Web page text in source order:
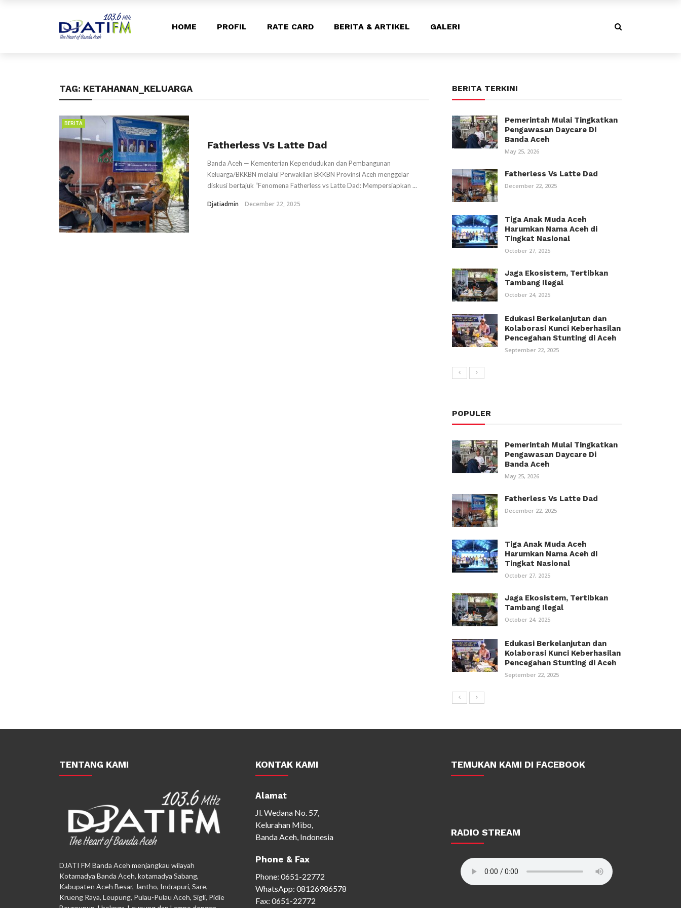
HOME PROFIL RATE CARD BERITA & ARTIKEL GALERI
TAG: KETAHANAN_KELUARGA
BERITA
Fatherless Vs Latte Dad
Banda Aceh — Kementerian Kependudukan dan Pembangunan
Keluarga/BKKBN melalui Perwakilan BKKBN Provinsi Aceh menggelar
diskusi bertajuk “Fenomena Fatherless vs Latte Dad: Mempersiapkan ...
Djatiadmin December 22, 2025
BERITA TERKINI
Pemerintah Mulai Tingkatkan
Pengawasan Daycare Di
Banda Aceh
May 25, 2026
Fatherless Vs Latte Dad
December 22, 2025
Tiga Anak Muda Aceh
Harumkan Nama Aceh di
Tingkat Nasional
October 27, 2025
Jaga Ekosistem, Tertibkan
Tambang Ilegal
October 24, 2025
Edukasi Berkelanjutan dan
Kolaborasi Kunci Keberhasilan
Pencegahan Stunting di Aceh
September 22, 2025
POPULER
Pemerintah Mulai Tingkatkan
Pengawasan Daycare Di
Banda Aceh
May 25, 2026
Fatherless Vs Latte Dad
December 22, 2025
Tiga Anak Muda Aceh
Harumkan Nama Aceh di
Tingkat Nasional
October 27, 2025
Jaga Ekosistem, Tertibkan
Tambang Ilegal
October 24, 2025
Edukasi Berkelanjutan dan
Kolaborasi Kunci Keberhasilan
Pencegahan Stunting di Aceh
September 22, 2025
TENTANG KAMI
DJATI FM Banda Aceh menjangkau wilayah
Kotamadya Banda Aceh, kotamadya Sabang,
Kabupaten Aceh Besar, Jantho, Indrapuri, Sare,
Krueng Raya, Leupung, Pulau-Pulau Aceh, Sigli, Pidie
KONTAK KAMI
Alamat
Jl. Wedana No. 57,
Kelurahan Mibo,
Banda Aceh, Indonesia
Phone & Fax
Phone: 0651-22772
WhatsApp: 08126986578
Fax: 0651-22772
TEMUKAN KAMI DI FACEBOOK
RADIO STREAM